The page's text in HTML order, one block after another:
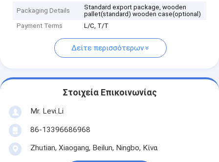
Packaging Details
Standard export package, wooden
pallet(standard) wooden case(optional)
Payment Terms
L/C, T/T
Δείτε περισσότερων
Στοιχεία Επικοινωνίας
Mr. Levi.Li
86-13396686968
Zhutian, Xiaogang, Beilun, Ningbo, Κίνα